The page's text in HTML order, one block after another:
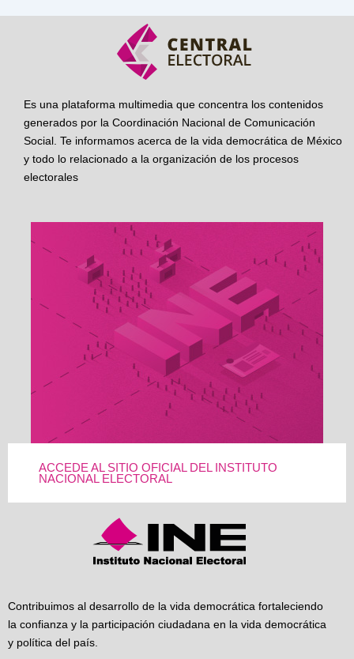
Es una plataforma multimedia que concentra los contenidos
generados por la Coordinación Nacional de Comunicación
Social. Te informamos acerca de la vida democrática de México
y todo lo relacionado a la organización de los procesos
electorales
ACCEDE AL SITIO OFICIAL DEL INSTITUTO
NACIONAL ELECTORAL
Contribuimos al desarrollo de la vida democrática fortaleciendo
la confianza y la participación ciudadana en la vida democrática
y política del país.